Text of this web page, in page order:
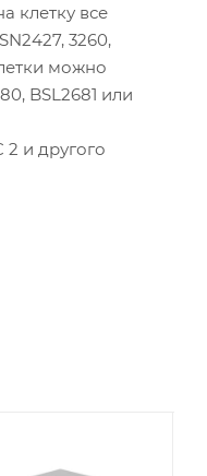
клетку все
3260,
можно
BSL2681 или
2 и другого